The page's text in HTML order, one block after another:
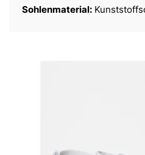
Sohlenmaterial: